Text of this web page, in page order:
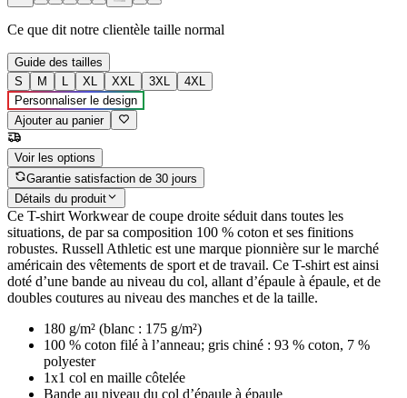
Ce que dit notre clientèle taille normal
Guide des tailles
S
M L XL XXL 3XL
4XL
Personnaliser le design
Ajouter au panier
Voir les options
Garantie satisfaction de 30 jours
Détails du produit
Ce T-shirt Workwear de coupe droite séduit dans toutes les
situations, de par sa composition 100 % coton et ses finitions
robustes. Russell Athletic est une marque pionnière sur le marché
américain des vêtements de sport et de travail. Ce T-shirt est ainsi
doté d’une bande au niveau du col, allant d’épaule à épaule, et de
doubles coutures au niveau des manches et de la taille.
180 g/m² (blanc : 175 g/m²)
100 % coton filé à l’anneau; gris chiné : 93 % coton, 7 %
polyester
1x1 col en maille côtelée
Bande au niveau du col d’épaule à épaule